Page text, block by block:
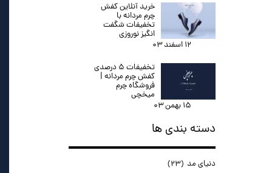
خرید آنلاین کفش
چرم مردانه با
تخفیفات شگفت
انگیز نوروزی
۱۲ اسفند ۰۳
تخفیفات ۵ درصدی
کفش چرم مردانه |
فروشگاه چرم
میخچی
۱۵ بهمن ۰۳
دسته بندی ها
دنیای مد (۲۳)